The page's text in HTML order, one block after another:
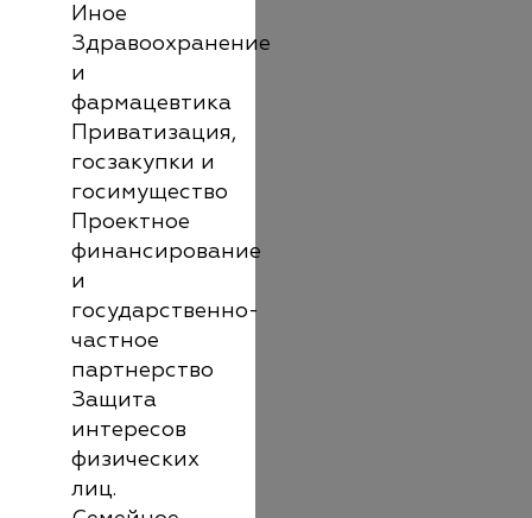
Иное
Здравоохранение
и
фармацевтика
Приватизация,
госзакупки и
госимущество
Проектное
финансирование
и
государственно-
частное
партнерство
Защита
интересов
физических
лиц.